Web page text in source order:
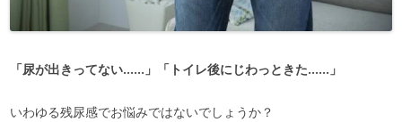
「尿が出きってない……」「トイレ後にじわっときた……」
いわゆる残尿感でお悩みではないでしょうか？